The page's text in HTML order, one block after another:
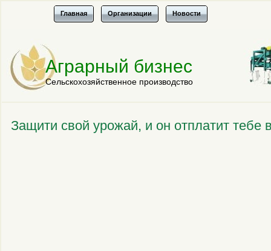
Главная Организации Новости
Аграрный бизнес
Сельскохозяйственное производство
Защити свой урожай, и он отплатит тебе